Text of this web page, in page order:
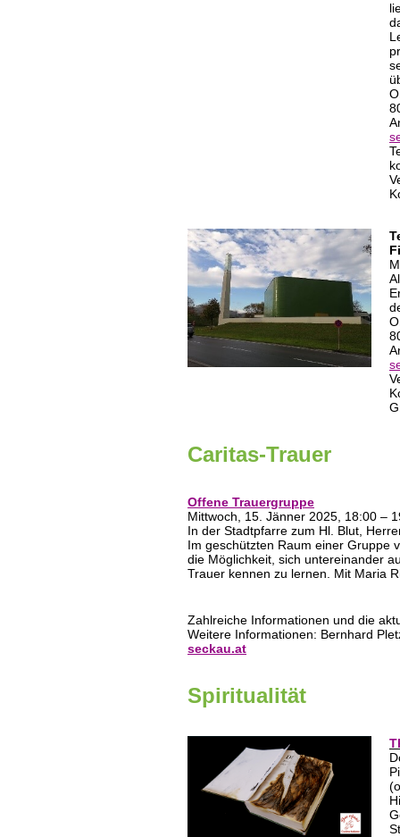
Caritas-Trauer
Offene Trauergruppe
Mittwoch, 15. Jänner 2025, 18:00 –
In der Stadtpfarre zum Hl. Blut,
Im geschützten Raum einer Gruppe
die Möglichkeit, sich untereinander
Trauer kennen zu lernen. Mit Maria
Zahlreiche Informationen und die
Weitere Informationen: Bernhard
seckau.at
Spiritualität